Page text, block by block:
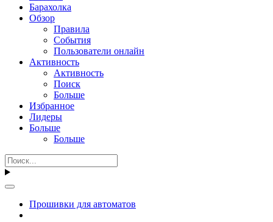
Барахолка
Обзор
Правила
События
Пользователи онлайн
Активность
Активность
Поиск
Больше
Избранное
Лидеры
Больше
Больше
Прошивки для автоматов